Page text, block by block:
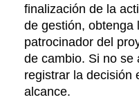
finalización de la
de gestión, obtenga
patrocinador del
de cambio. Si no se
registrar la decisión
alcance.